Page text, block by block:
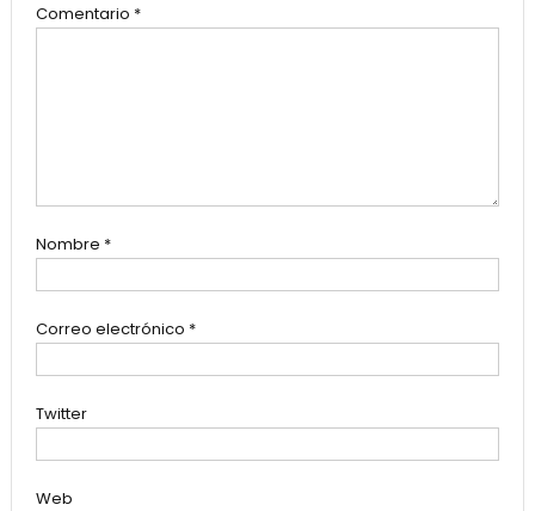
Comentario *
Nombre *
Correo electrónico *
Twitter
Web